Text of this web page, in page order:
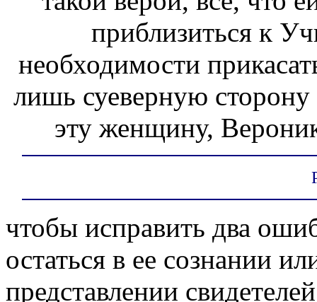
приблизиться к
необходимости
лишь суеверную сторону
эту женщину,
чтобы исправить два
остаться в ее сознании
представлении